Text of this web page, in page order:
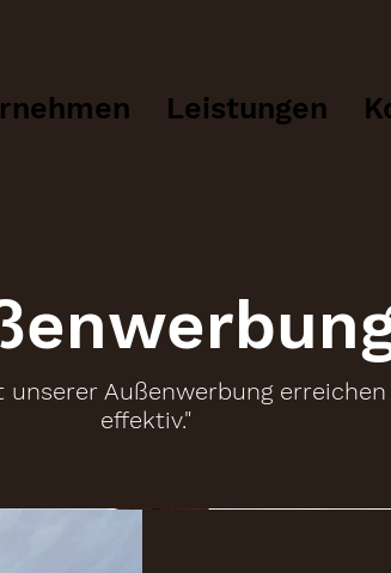
Leistungen
Außenwerbung
effektiv."